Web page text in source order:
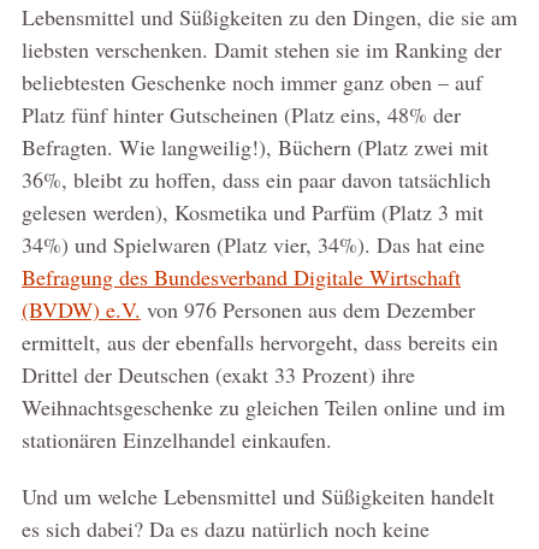
Lebensmittel und Süßigkeiten zu den Dingen, die sie am
liebsten verschenken. Damit stehen sie im Ranking der
beliebtesten Geschenke noch immer ganz oben – auf
Platz fünf hinter Gutscheinen (Platz eins, 48% der
Befragten. Wie langweilig!), Büchern (Platz zwei mit
36%, bleibt zu hoffen, dass ein paar davon tatsächlich
gelesen werden), Kosmetika und Parfüm (Platz 3 mit
34%) und Spielwaren (Platz vier, 34%). Das hat eine
Befragung des Bundesverband Digitale Wirtschaft
(BVDW) e.V. von 976 Personen aus dem Dezember
ermittelt, aus der ebenfalls hervorgeht, dass bereits ein
Drittel der Deutschen (exakt 33 Prozent) ihre
Weihnachtsgeschenke zu gleichen Teilen online und im
stationären Einzelhandel einkaufen.
Und um welche Lebensmittel und Süßigkeiten handelt
es sich dabei? Da es dazu natürlich noch keine